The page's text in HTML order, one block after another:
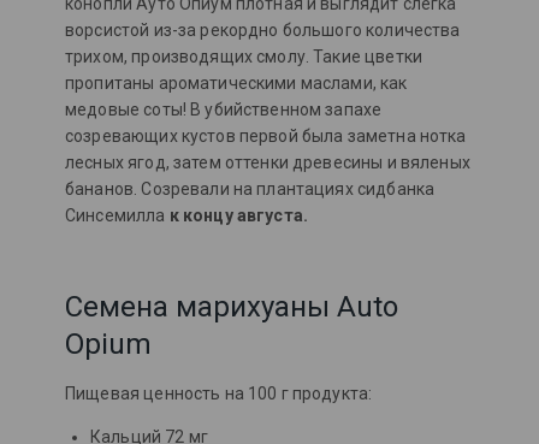
ворсистой из-за рекордно большого количества
трихом, производящих смолу. Такие цветки
пропитаны ароматическими маслами, как
медовые соты! В убийственном запахе
созревающих кустов первой была заметна нотка
лесных ягод, затем оттенки древесины и вяленых
бананов. Созревали на плантациях сидбанка
Синсемилла к концу августа.
Семена марихуаны Auto
Opium
Пищевая ценность на 100 г продукта:
Кальций 72 мг